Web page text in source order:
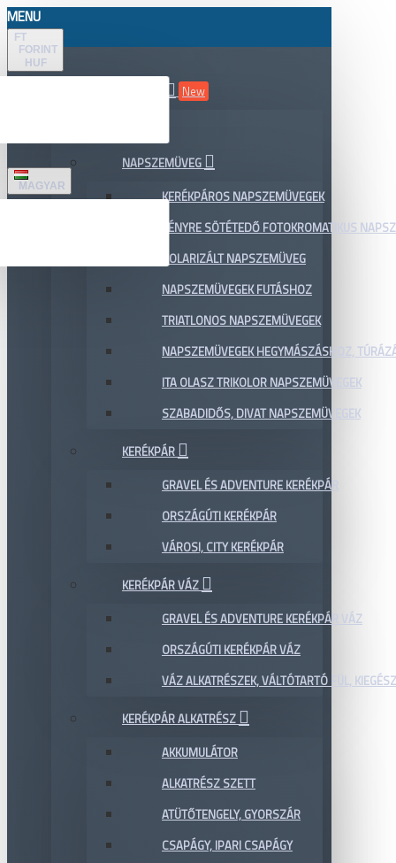
MENU
FT
FORINT
HUF
MAGYAR
New
NAPSZEMÜVEG
KERÉKPÁROS NAPSZEMÜVEGEK
FÉNYRE SÖTÉTEDŐ FOTOKROMATIKUS
POLARIZÁLT NAPSZEMÜVEG
NAPSZEMÜVEGEK FUTÁSHOZ
TRIATLONOS NAPSZEMÜVEGEK
NAPSZEMÜVEGEK HEGYMÁSZÁSHOZ,
ITA OLASZ TRIKOLOR NAPSZEMÜVEGEK
SZABADIDŐS, DIVAT NAPSZEMÜVEGEK
KERÉKPÁR
GRAVEL ÉS ADVENTURE KERÉKPÁR
ORSZÁGÚTI KERÉKPÁR
VÁROSI, CITY KERÉKPÁR
KERÉKPÁR VÁZ
GRAVEL ÉS ADVENTURE KERÉKPÁR VÁZ
ORSZÁGÚTI KERÉKPÁR VÁZ
VÁZ ALKATRÉSZEK, VÁLTÓTARTÓ FÜL,
KERÉKPÁR ALKATRÉSZ
AKKUMULÁTOR
ALKATRÉSZ SZETT
ATÜTŐTENGELY, GYORSZÁR
CSAPÁGY, IPARI CSAPÁGY